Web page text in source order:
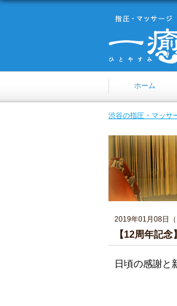
ホーム
渋谷の指圧・マッサ
2019年01月08日（
【12周年記
日頃の感謝と